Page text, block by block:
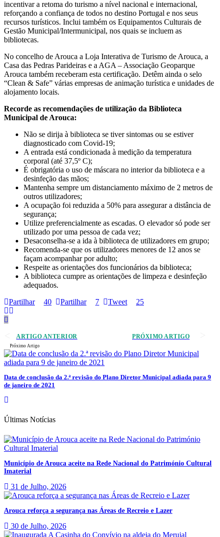
incentivar a retoma do turismo a nível nacional e internacional,
reforçando a confiança de todos no destino Portugal e nos seus
recursos turísticos. Inclui também os Equipamentos Culturais de
Gestão Municipal/Intermunicipal, nos quais se incluem as
bibliotecas.
No concelho de Arouca a Loja Interativa de Turismo de Arouca, a
Casa das Pedras Parideiras e a AGA – Associação Geoparque
Arouca também receberam esta certificação. Detêm ainda o selo
“Clean & Safe” várias empresas de animação turística e unidades de
alojamento locais.
Recorde as recomendações de utilização da Biblioteca
Municipal de Arouca:
Não se dirija à biblioteca se tiver sintomas ou se estiver
diagnosticado com Covid-19;
A entrada está condicionada à medição da temperatura
corporal (até 37,5º C);
É obrigatória o uso de máscara no interior da biblioteca e a
desinfeção das mãos;
Mantenha sempre um distanciamento máximo de 2 metros de
outros utilizadores;
A ocupação foi reduzida a 50% para assegurar a distância de
segurança;
Utilize preferencialmente as escadas. O elevador só pode ser
utilizado por uma pessoa de cada vez;
Desaconselha-se a ida à biblioteca de utilizadores em grupo;
Recomenda-se que os utilizadores menores de 12 anos se
façam acompanhar por adulto;
Respeite as orientações dos funcionários da biblioteca;
A biblioteca cumpre as orientações de limpeza e desinfeção
adequados.
Partilhar
40 Partilhar 7 Tweet 25
ARTIGO ANTERIOR PRÓXIMO ARTIGO
Próximo Artigo
Data de conclusão da 2.ª revisão do Plano Diretor Municipal adiada para 9
de janeiro de 2021
Últimas Notícias
Município de Arouca aceite na Rede Nacional do Património Cultural
Imaterial
31 de Julho, 2026
Arouca reforça a segurança nas Áreas de Recreio e Lazer
30 de Julho, 2026